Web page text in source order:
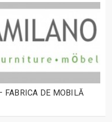
FABRICA DE MOBILĂ